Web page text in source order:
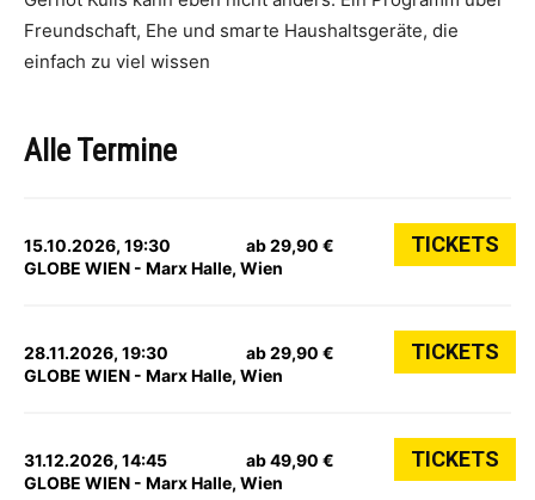
Freundschaft, Ehe und smarte Haushaltsgeräte, die
einfach zu viel wissen
Alle Termine
15.10.2026, 19:30
GLOBE WIEN - Marx Halle, Wien
ab 29,90 € TICKETS
28.11.2026, 19:30
GLOBE WIEN - Marx Halle, Wien
ab 29,90 € TICKETS
31.12.2026, 14:45
GLOBE WIEN - Marx Halle, Wien
ab 49,90 € TICKETS